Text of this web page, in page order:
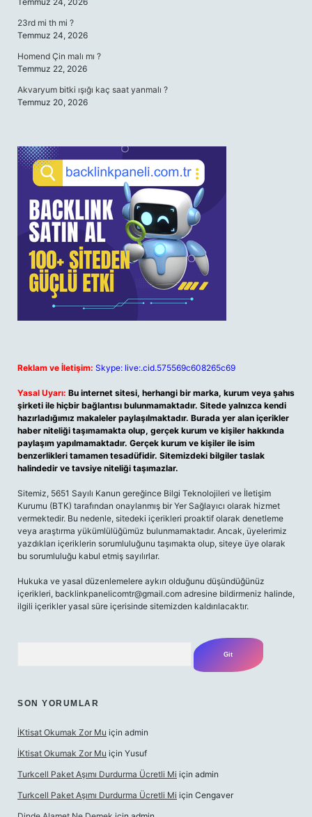
23rd mi th mi ?
Temmuz 24, 2026
Homend Çin malı mı ?
Temmuz 22, 2026
Akvaryum bitki ışığı kaç saat yanmalı ?
Temmuz 20, 2026
Reklam ve İletişim: Skype: live:.cid.575569c608265c69
Yasal Uyarı: Bu internet sitesi, herhangi bir marka, kurum veya şahıs
şirketi ile hiçbir bağlantısı bulunmamaktadır. Sitede yalnızca kendi
hazırladığımız makaleler paylaşılmaktadır. Burada yer alan içerikler
haber niteliği taşımamakta olup, gerçek kurum ve kişiler hakkında
paylaşım yapılmamaktadır. Gerçek kurum ve kişiler ile isim
benzerlikleri tamamen tesadüfidir. Sitemizdeki bilgiler taslak
halindedir ve tavsiye niteliği taşımazlar.
Sitemiz, 5651 Sayılı Kanun gereğince Bilgi Teknolojileri ve İletişim
Kurumu (BTK) tarafından onaylanmış bir Yer Sağlayıcı olarak hizmet
vermektedir. Bu nedenle, sitedeki içerikleri proaktif olarak denetleme
veya araştırma yükümlülüğümüz bulunmamaktadır. Ancak, üyelerimiz
yazdıkları içeriklerin sorumluluğunu taşımakta olup, siteye üye olarak
bu sorumluluğu kabul etmiş sayılırlar.
Hukuka ve yasal düzenlemelere aykırı olduğunu düşündüğünüz
içerikleri, backlinkpanelicomtr@gmail.com adresine bildirmeniz halinde,
ilgili içerikler yasal süre içerisinde sitemizden kaldırılacaktır.
SON YORUMLAR
İKtisat Okumak Zor Mu için admin
İKtisat Okumak Zor Mu için Yusuf
Turkcell Paket Aşımı Durdurma Ücretli Mi için admin
Turkcell Paket Aşımı Durdurma Ücretli Mi için Cengaver